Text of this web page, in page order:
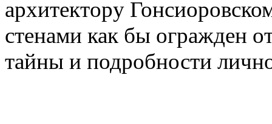
архитектору
стенами как бы огражден
тайны и подробности